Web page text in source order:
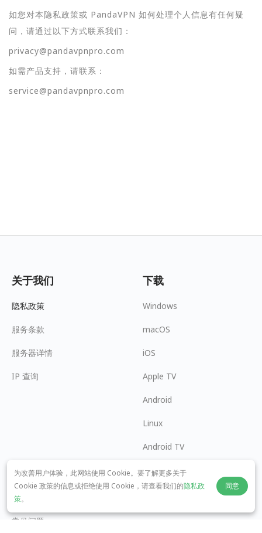
如您对本隐私政策或 PandaVPN 如何处理个人信息有任何疑
问，请通过以下方式联系我们：
privacy@pandavpnpro.com
如需产品支持，请联系：
service@pandavpnpro.com
关于我们
隐私政策
服务条款
服务器详情
IP 查询
下载
Windows
macOS
iOS
Apple TV
Android
Linux
Android TV
帮助中心
panda7x24@gmail.com
常见问题
合作
为改善用户体验，此网站使用 Cookie。要了解更多关于
Cookie 政策的信息或拒绝使用 Cookie，请查看我们的隐私政
策。
同意